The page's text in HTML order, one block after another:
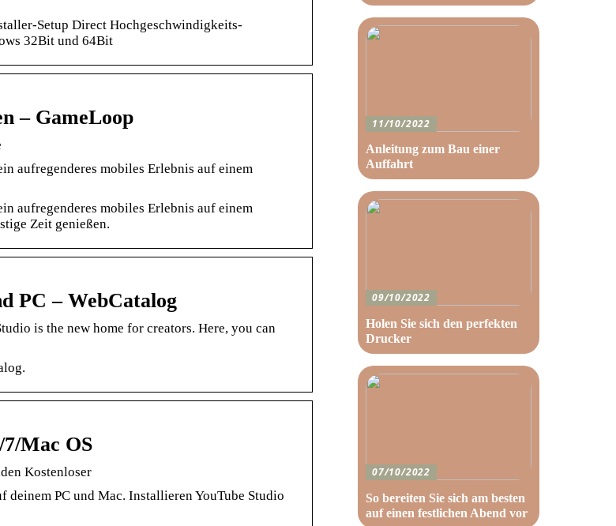
Setup Direct Hochgeschwindigkeits-
32Bit und 64Bit
– GameLoop
aufregenderes mobiles Erlebnis auf einem
aufregenderes mobiles Erlebnis auf einem
Zeit genießen.
PC – WebCatalog
is the new home for creators. Here, you can
Mac OS
Kostenloser
PC und Mac. Installieren YouTube Studio
11/10/2022
Anleitung zum Bau einer
Auffahrt
09/10/2022
Holen Sie sich den perfekten
Drucker
07/10/2022
So bereiten Sie sich am besten
auf einen festlichen Abend vor